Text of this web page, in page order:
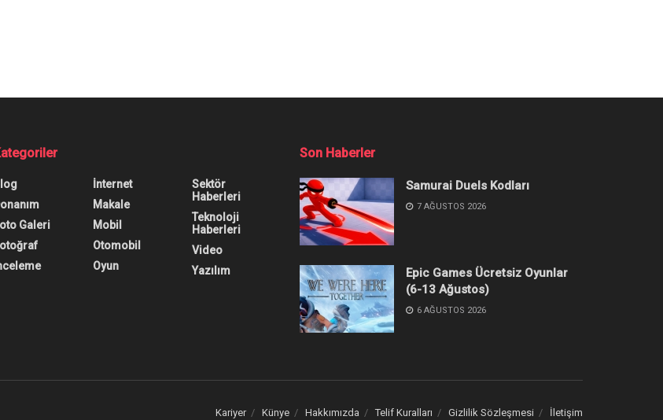
Müzik Ekleme Nasıl Yapılır?
gerçekleştirileceğini merak ediyorsanız bu rehbere göz atmanız yeterlidir.
Popüler İçerikler